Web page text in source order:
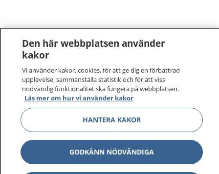
1177 – tryggt om din hälsa och vård
På 1177.se får du råd om hälsa och information om
sjukdomar och vilka mottagningar du kan kontakta.
Logga in för att läsa din journal och göra dina
vårdärenden. Ring telefonnummer 1177 för
sjukvårdsrådgivning dygnet runt.
1177 ger dig råd när du vill må bättre.
Den här webbplatsen använder
kakor
Vi använder kakor, cookies, för att ge dig en förbättrad
upplevelse, sammanställa statistik och för att viss
nödvändig funktionalitet ska fungera på webbplatsen.
Läs mer om hur vi använder kakor
HANTERA KAKOR
GODKÄNN NÖDVÄNDIGA